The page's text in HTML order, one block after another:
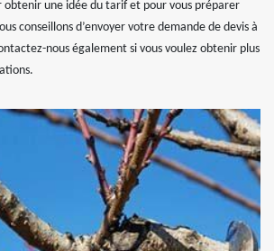
obtenir une idée du tarif et pour vous préparer
conseillons d’envoyer votre demande de devis à
nous également si vous voulez obtenir plus